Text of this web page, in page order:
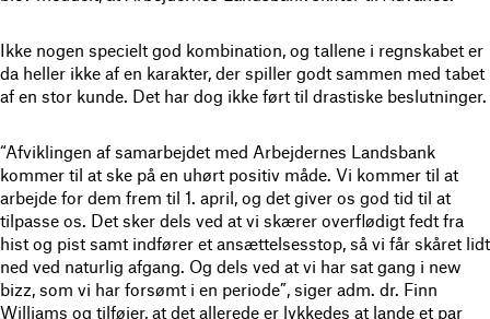
Ikke nogen specielt god kombination, og tallene i regnskabet er
da heller ikke af en karakter, der spiller godt sammen med tabet
af en stor kunde. Det har dog ikke ført til drastiske beslutninger.
“Afviklingen af samarbejdet med Arbejdernes Landsbank
kommer til at ske på en uhørt positiv måde. Vi kommer til at
arbejde for dem frem til 1. april, og det giver os god tid til at
tilpasse os. Det sker dels ved at vi skærer overflødigt fedt fra
hist og pist samt indfører et ansættelsesstop, så vi får skåret lidt
ned ved naturlig afgang. Og dels ved at vi har sat gang i new
bizz, som vi har forsømt i en periode”, siger adm. dr. Finn
Williams og tilføjer, at det allerede er lykkedes at lande et par